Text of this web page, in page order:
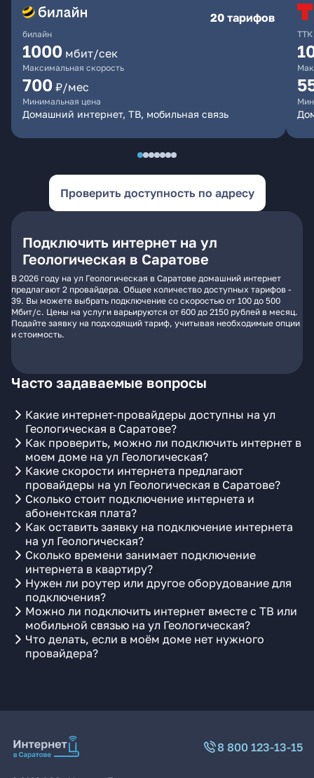
билайн
20 тарифов
1000 мбит/сек
Максимальная скорость
700 ₽/мес
Минимальная цена
Домашний интернет, ТВ, мобильная связь
ТТК
Проверить доступность по адресу
Подключить интернет на ул
Геологическая в Саратове
В 2026 году на ул Геологическая в Саратове домашний интернет
предлагают 2 провайдера. Общее количество доступных тарифов -
39. Вы можете выбрать подключение со скоростью от 100 до 500
Мбит/с. Цены на услуги варьируются от 600 до 2150 рублей в месяц.
Подайте заявку на подходящий тариф, учитывая необходимые опции
и стоимость.
Часто задаваемые вопросы
Какие интернет-провайдеры доступны на ул
Геологическая в Саратове?
Как проверить, можно ли подключить интернет в
моем доме на ул Геологическая?
Какие скорости интернета предлагают
провайдеры на ул Геологическая в Саратове?
Сколько стоит подключение интернета и
абонентская плата?
Как оставить заявку на подключение интернета
на ул Геологическая?
Сколько времени занимает подключение
интернета в квартиру?
Нужен ли роутер или другое оборудование для
подключения?
Можно ли подключить интернет вместе с ТВ или
мобильной связью на ул Геологическая?
Что делать, если в моём доме нет нужного
провайдера?
8 800 123-13-15